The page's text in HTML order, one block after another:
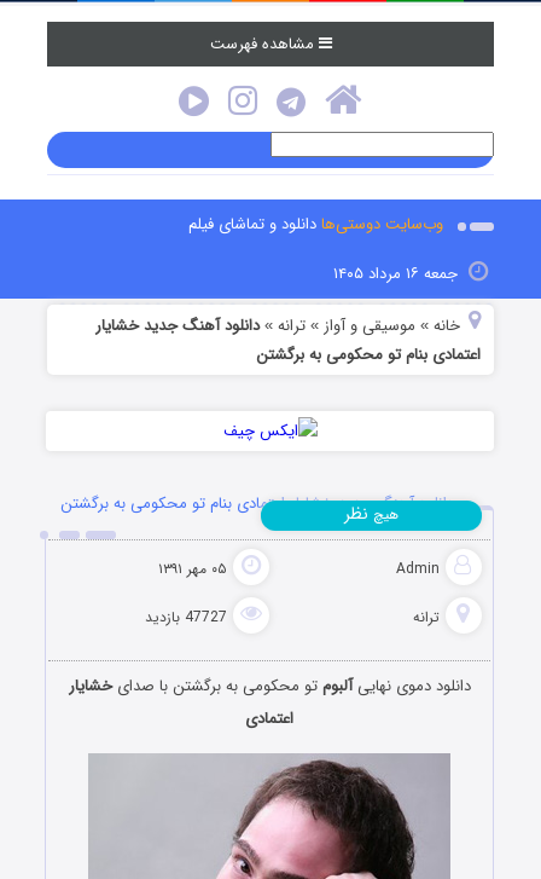
مشاهده فهرست
وب‌سایت دوستی‌هادانلود و تماشای فیلم
جمعه ۱۶ مرداد ۱۴۰۵
خانه » موسیقی و آواز »ترانه »دانلود آهنگ جدید خشایار
اعتمادی بنام تو محکومی به برگشتن
دانلود آهنگ جدید خشایار اعتمادی بنام تو محکومی به برگشتن
Admin ۰۵ مهر ۱۳۹۱
ترانه 47727 بازدید
هیچ نظر
دانلود دموی نهاییآلبومتو محکومی به برگشتن با صدایخشایار
اعتمادی